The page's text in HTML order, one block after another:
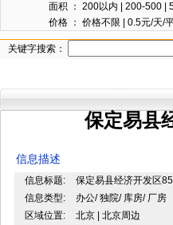
面积 ： 200以内 200-500
价格 ： 价格不限 0.5元/天/
关键字搜索：
保定易县
信息描述
信息标题:
保定易县经济开发区
信息类型:
办公/ 独院/ 库房/ 厂房
区域位置:
北京 | 北京周边